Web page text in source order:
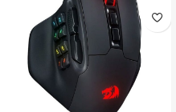
با سیم (Wired) – رابط USB
ردراگون